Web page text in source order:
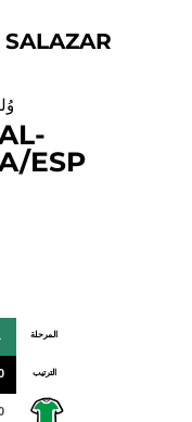
SALAZAR
وُلد
ESP
المرحلة
الترتيب